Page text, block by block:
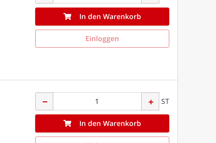
In den Warenkorb
Einloggen
ST
In den Warenkorb